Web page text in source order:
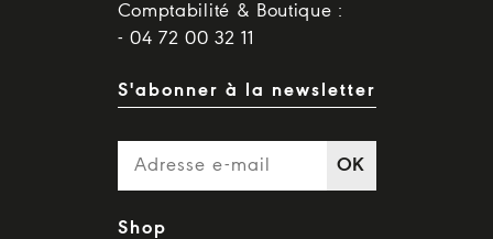
Comptabilité & Boutique :
- 04 72 00 32 11
S'abonner à la newsletter
OK
Shop